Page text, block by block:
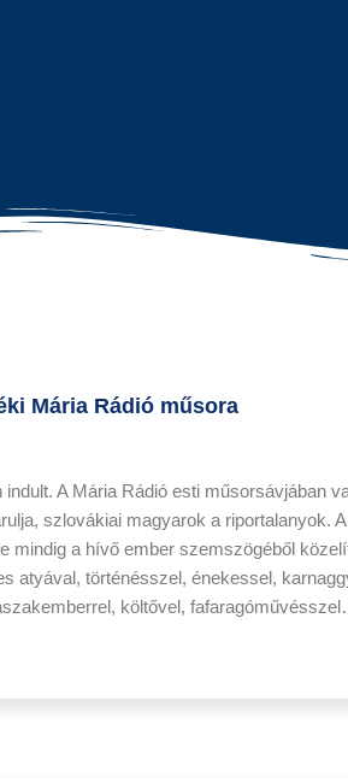
Mária Rádió műsora
A Mária Rádió esti műsorsávjában
szlovákiai magyarok a riportalanyok.
a hívő ember szemszögéből
történésszel, énekessel,
költővel,